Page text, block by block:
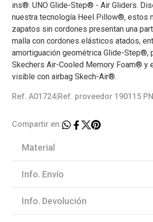
ins®: UNO Glide-Step® - Air Gliders.
nuestra tecnología Heel Pillow®, estos
zapatos sin cordones presentan una
malla con cordones elásticos atados,
amortiguación geométrica Glide-Step®,
Skechers Air-Cooled Memory Foam® y
visible con airbag Skech-Air®.
Ref. A01724| Ref. proveedor 190115
Compartir en:
Material
Info. Envío
Info. Devolución